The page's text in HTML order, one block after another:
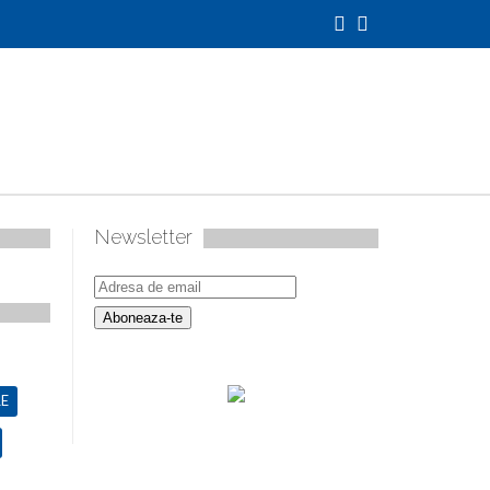
Newsletter